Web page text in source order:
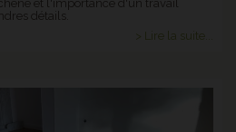
et l'importance d'un travail
détails.
> Lire la suite...